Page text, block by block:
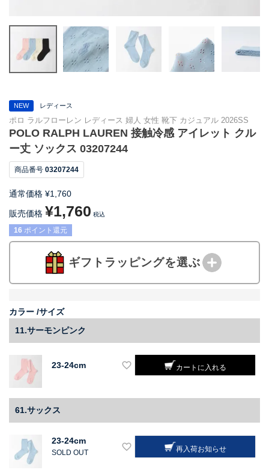
NEW レディース
ポロ ラルフローレン レディース 婦人 女性 靴下 カジュアル 2026SS
POLO RALPH LAUREN 接触冷感 アイレット クル
ー丈 ソックス 03207244
商品番号 03207244
通常価格 ¥1,760
販売価格 ¥1,760 税込
16 ポイント還元
ギフトラッピングを選ぶ
カラー サイズ
11.サーモンピンク
23-24cm カートに入れる
61.サックス
23-24cm
SOLD OUT 再入荷お知らせ